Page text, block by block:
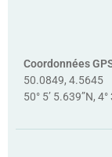
Coordonnées
50.0849, 4.5645
50° 5’ 5.639”N,